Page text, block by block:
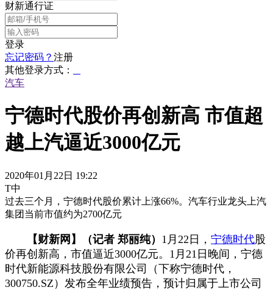
财新通行证
登录
忘记密码？ 注册
其他登录方式：
汽车
宁德时代股价再创新高 市值超
越上汽逼近3000亿元
2020年01月22日 19:22
T中
过去三个月，宁德时代股价累计上涨66%。汽车行业龙头上汽
集团当前市值约为2700亿元
【财新网】（记者 郑丽纯） 1月22日， 宁德时代股
价再创新高，市值逼近3000亿元。1月21日晚间，宁德
时代新能源科技股份有限公司（下称宁德时代，
300750.SZ）发布全年业绩预告，预计归属于上市公司